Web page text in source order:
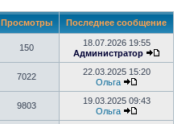
Просмотры Последнее сообщение
150
18.07.2026 19:55
Администратор
7022
22.03.2025 15:20
Ольга
9803
19.03.2025 09:43
Ольга